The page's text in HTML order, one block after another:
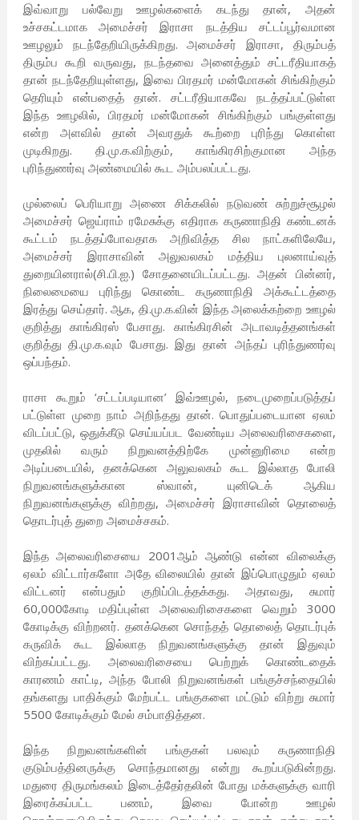
இவ்வாறு பல்வேறு ஊழல்களைக் கடந்து தான், அதன்
உச்சகட்டமாக அமைச்சர் இராசா நடத்திய சட்டப்பூர்வமான
ஊழலும் நடந்தேறியிருக்கிறது. அமைச்சர் இராசா, திரும்பத்
திரும்ப கூறி வருவது, நடந்தவை அனைத்தும் சட்டரீதியாகத்
தான் நடந்தேறியுள்ளது, இவை பிரதமர் மன்மோகன் சிங்கிற்கும்
தெரியும் என்பதைத் தான். சட்டரீதியாகவே நடத்தப்பட்டுள்ள
இந்த ஊழலில், பிரதமர் மன்மோகன் சிங்கிற்கும் பங்குள்ளது
என்ற அளவில் தான் அவரதுக் கூற்றை புரிந்து கொள்ள
முடிகிறது. தி.மு.க.விற்கும், காங்கிரசிற்குமான அந்த
புரிந்துணர்வு அண்மையில் கூட அம்பலப்பட்டது.
முல்லைப் பெரியாறு அணை சிக்கலில் நடுவண் சுற்றுச்சூழல்
அமைச்சர் ஜெய்ராம் ரமேசுக்கு எதிராக கருணாநிதி கண்டனக்
கூட்டம் நடத்தப்போவதாக அறிவித்த சில நாட்களிலேயே,
அமைச்சர் இராசாவின் அலுவலகம் மத்திய புலனாய்வுத்
துறையினரால்(சி.பி.ஐ.) சோதனையிடப்பட்டது. அதன் பின்னர்,
நிலைமையை புரிந்து கொண்ட கருணாநிதி அக்கூட்டத்தை
இரத்து செய்தார். ஆக, தி.மு.க.வின் இந்த அலைக்கற்றை ஊழல்
குறித்து காங்கிரஸ் பேசாது. காங்கிரசின் அடாவடித்தனங்கள்
குறித்து தி.மு.க.வும் பேசாது. இது தான் அந்தப் புரிந்துணர்வு
ஒப்பந்தம்.
ராசா கூறும் ‘சட்டப்படியான’ இவ்ஊழல், நடைமுறைப்படுத்தப்
பட்டுள்ள முறை நாம் அறிந்தது தான். பொதுப்படையான ஏலம்
விடப்பட்டு, ஒதுக்கீடு செய்யப்பட வேண்டிய அலைவரிசைகளை,
முதலில் வரும் நிறுவனத்திற்கே முன்னுரிமை என்ற
அடிப்படையில், தனக்கென அலுவலகம் கூட இல்லாத போலி
நிறுவனங்களுக்கான ஸ்வான், யுனிடெக் ஆகிய
நிறுவனங்களுக்கு விற்றது, அமைச்சர் இராசாவின் தொலைத்
தொடர்புத் துறை அமைச்சகம்.
இந்த அலைவரிசையை 2001ஆம் ஆண்டு என்ன விலைக்கு
ஏலம் விட்டார்களோ அதே விலையில் தான் இப்பொழுதும் ஏலம்
விட்டனர் என்பதும் குறிப்பிடத்தக்கது. அதாவது, சுமார்
60,000கோடி மதிப்புள்ள அலைவரிசைகளை வெறும் 3000
கோடிக்கு விற்றனர். தனக்கென சொந்தத் தொலைத் தொடர்புக்
கருவிக் கூட இல்லாத நிறுவனங்களுக்கு தான் இதுவும்
விற்கப்பட்டது. அலைவரிசையை பெற்றுக் கொண்டதைக்
காரணம் காட்டி, அந்த போலி நிறுவனங்கள் பங்குச்சந்தையில்
தங்களது பாதிக்கும் மேற்பட்ட பங்குகளை மட்டும் விற்று சுமார்
5500 கோடிக்கும் மேல் சம்பாதித்தன.
இந்த நிறுவனங்களின் பங்குகள் பலவும் கருணாநிதி
குடும்பத்தினருக்கு சொந்தமானது என்று கூறப்படுகின்றது.
மதுரை திருமங்கலம் இடைத்தேர்தலின் போது மக்களுக்கு வாரி
இரைக்கப்பட்ட பணம், இவை போன்ற ஊழல்